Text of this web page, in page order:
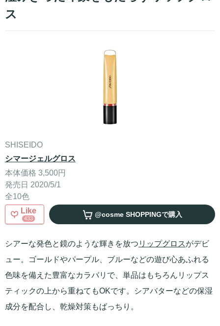
ス
SHISEIDO
シマージェルグロス
本体価格 3,500円
発売日 2020/5/1
全10色
Like
433 @cosme SHOPPINGで購入
シアーな発色と鏡のような輝きを放つ リップグロスがデビ
ュー。ゴールドやパープル、ブルーなどの遊び心あふれる
色味を備えた豊富なカラバリで、単品はもちろんリップス
ティックの上から重ねてもOKです。シアバターなどの保湿
成分を配合し、乾燥対策もばっちり。